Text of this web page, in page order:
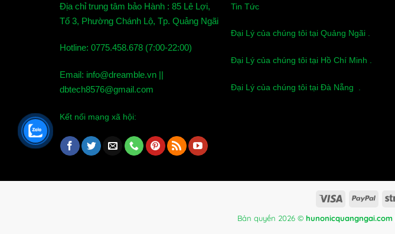
Địa chỉ trung tâm bảo Hành : 85 Lê Lợi,
Tổ 3, Phường Chánh Lộ, Tp. Quảng Ngãi
Hotline: 0775.458.678 (7:00-22:00)
Email: info@dreamble.vn ||
dbtech8576@gmail.com
Kết nối mạng xã hội:
Tin Tức
Đại Lý của chúng tôi tại Quảng Ngãi .
Đại Lý của chúng tôi tại Hồ Chí Minh .
Đại Lý của chúng tôi tại Đà Nẵng .
Bản quyền 2026 © hunonicquangngai.com